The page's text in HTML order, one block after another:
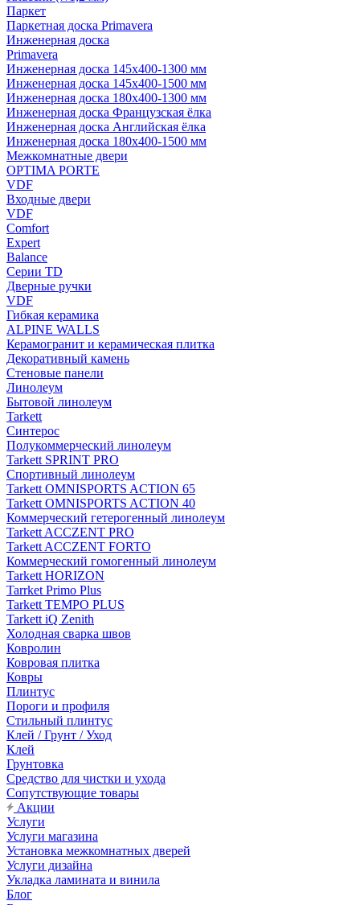
Паркет
Паркетная доска Primavera
Инженерная доска
Primavera
Инженерная доска 145x400-1300 мм
Инженерная доска 145x400-1500 мм
Инженерная доска 180x400-1300 мм
Инженерная доска Французская ёлка
Инженерная доска Английская ёлка
Инженерная доска 180x400-1500 мм
Межкомнатные двери
OPTIMA PORTE
VDF
Входные двери
VDF
Comfort
Expert
Balance
Серии TD
Дверные ручки
VDF
Гибкая керамика
ALPINE WALLS
Керамогранит и керамическая плитка
Декоративный камень
Стеновые панели
Линолеум
Бытовой линолеум
Tarkett
Синтерос
Полукоммерческий линолеум
Tarkett SPRINT PRO
Спортивный линолеум
Tarkett OMNISPORTS ACTION 65
Tarkett OMNISPORTS ACTION 40
Коммерческий гетерогенный линолеум
Tarkett ACCZENT PRO
Tarkett ACCZENT FORTO
Коммерческий гомогенный линолеум
Tarkett HORIZON
Tarrket Primo Plus
Tarkett TEMPO PLUS
Tarkett iQ Zenith
Холодная сварка швов
Ковролин
Ковровая плитка
Ковры
Плинтус
Пороги и профиля
Стильный плинтус
Клей / Грунт / Уход
Клей
Грунтовка
Средство для чистки и ухода
Сопутствующие товары
Акции
Услуги
Услуги магазина
Установка межкомнатных дверей
Услуги дизайна
Укладка ламината и винила
Блог